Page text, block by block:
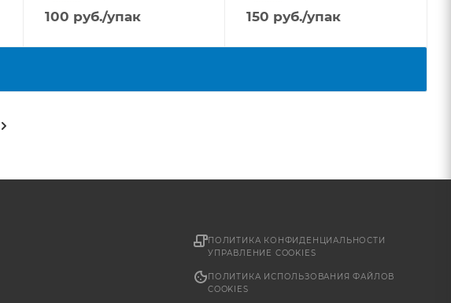
100 руб./упак 150 руб./упак
ПОЛИТИКА КОНФИДЕНЦИАЛЬНОСТИ
УПРАВЛЕНИЕ COOKIES
ПОЛИТИКА ИСПОЛЬЗОВАНИЯ ФАЙЛОВ
COOKIES